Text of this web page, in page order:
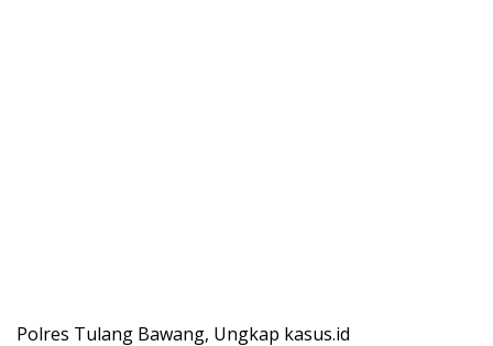
Polres Tulang Bawang, Ungkap kasus.id